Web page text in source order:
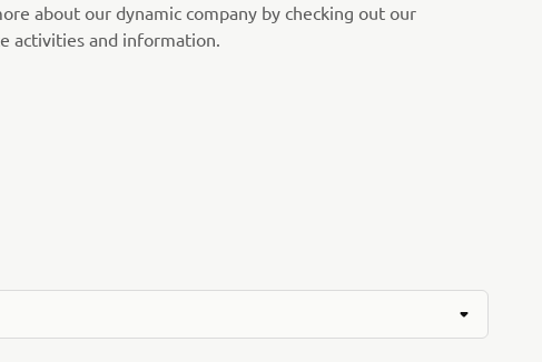
about our dynamic company by checking out our
activities and information.